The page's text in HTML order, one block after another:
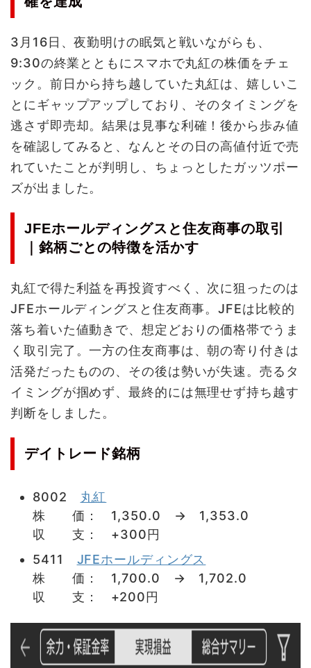
3月16日、夜勤明けの眠気と戦いながらも、
9:30の終業とともにスマホで丸紅の株価をチェ
ック。前日から持ち越していた丸紅は、嬉しいこ
とにギャップアップしており、そのタイミングを
逃さず即売却。結果は見事な利確！後から歩み値
を確認してみると、なんとその日の高値付近で売
れていたことが判明し、ちょっとしたガッツポー
ズが出ました。
JFEホールディングスと住友商事の取引
｜銘柄ごとの特徴を活かす
丸紅で得た利益を再投資すべく、次に狙ったのは
JFEホールディングスと住友商事。JFEは比較的
落ち着いた値動きで、想定どおりの価格帯でうま
く取引完了。一方の住友商事は、朝の寄り付きは
活発だったものの、その後は勢いが失速。売るタ
イミングが掴めず、最終的には無理せず持ち越す
判断をしました。
デイトレード銘柄
8002 丸紅
株 価： 1,350.0 → 1,353.0
収 支： +300円
5411 JFEホールディングス
株 価： 1,700.0 → 1,702.0
収 支： +200円